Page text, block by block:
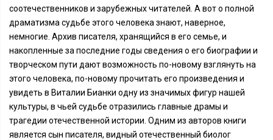
соотечественников и зарубежных читателей. А вот о полной
драматизма судьбе этого человека знают, наверное,
немногие. Архив писателя, хранящийся в его семье, и
накопленные за последние годы сведения о его биографии и
творческом пути дают возможность по-новому взглянуть на
этого человека, по-новому прочитать его произведения и
увидеть в Виталии Бианки одну из значимых фигур нашей
культуры, в чьей судьбе отразились главные драмы и
трагедии отечественной истории. Одним из авторов книги
является сын писателя, видный отечественный биолог